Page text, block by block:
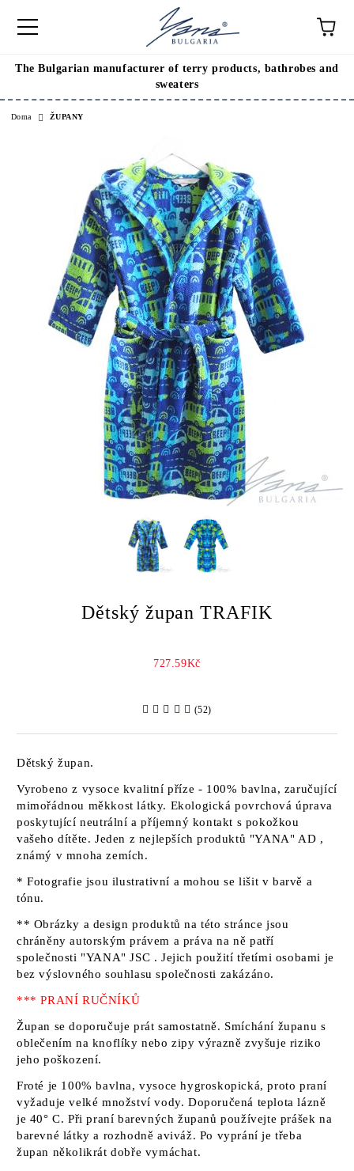
The Bulgarian manufacturer of terry products, bathrobes and
sweaters
Doma ŽUPANY
Dětský župan TRAFIK
727.59Kč
(52)
Dětský župan.
Vyrobeno z vysoce kvalitní příze - 100% bavlna, zaručující
mimořádnou měkkost látky. Ekologická povrchová úprava
poskytující neutrální a příjemný kontakt s pokožkou
vašeho dítěte. Jeden z nejlepších produktů "YANA" AD ,
známý v mnoha zemích.
* Fotografie jsou ilustrativní a mohou se lišit v barvě a
tónu.
** Obrázky a design produktů na této stránce jsou
chráněny autorským právem a práva na ně patří
společnosti "YANA" JSC . Jejich použití třetími osobami je
bez výslovného souhlasu společnosti zakázáno.
*** PRANÍ RUČNÍKŮ
Župan se doporučuje prát samostatně. Smíchání županu s
oblečením na knoflíky nebo zipy výrazně zvyšuje riziko
jeho poškození.
Froté je 100% bavlna, vysoce hygroskopická, proto praní
vyžaduje velké množství vody. Doporučená teplota lázně
je 40° C. Při praní barevných županů používejte prášek na
barevné látky a rozhodně aviváž. Po vyprání je třeba
župan několikrát dobře vymáchat.